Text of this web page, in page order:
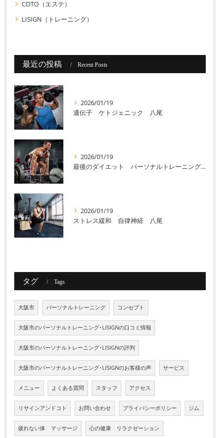
COTO（エステ）
LISIGN（トレーニング）
最近の投稿 Recent Posts
2026/01/19
遺伝子 ケトジェニック 八尾
2026/01/19
最後のダイエット パーソナルトレーニング 八尾
2026/01/19
ストレス緩和 自律神経 八尾
タグ Tags
大阪市 パーソナルトレーニング コンセプト
大阪市のパーソナルトレーニング･LISIGNの口コミ情報
大阪市のパーソナルトレーニング･LISIGNの評判
大阪市のパーソナルトレーニング･LISIGNのお客様の声 サービス
メニュー よくある質問 スタッフ アクセス
リサインアンドコト お問い合わせ プライバシーポリシー ジム
疲れない体 マッサージ 心の健康 リラクゼーション